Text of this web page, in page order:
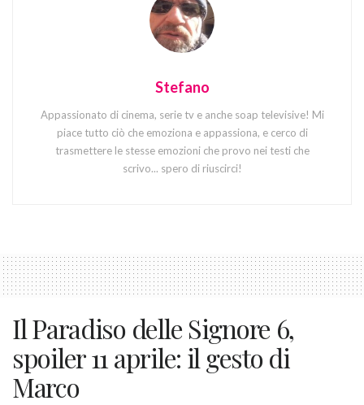
Stefano
Appassionato di cinema, serie tv e anche soap televisive! Mi
piace tutto ciò che emoziona e appassiona, e cerco di
trasmettere le stesse emozioni che provo nei testi che
scrivo... spero di riuscirci!
Il Paradiso delle Signore 6,
spoiler 11 aprile: il gesto di
Marco